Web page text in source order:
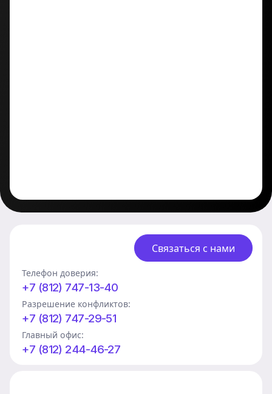
Связаться с нами
Телефон доверия:
+7 (812) 747-13-40
Разрешение конфликтов:
+7 (812) 747-29-51
Главный офис:
+7 (812) 244-46-27